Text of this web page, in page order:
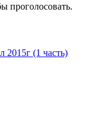
проголосовать.
2015г (1 часть)